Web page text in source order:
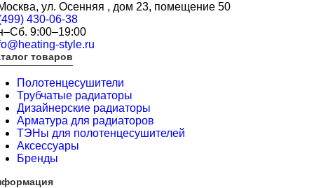
ул. Осенняя , дом 23, помещение 50
430-06-38
9:00–19:00
style.ru
товаров
Полотенцесушители
Трубчатые радиаторы
Дизайнерские радиаторы
Арматура для радиаторов
ТЭНы для полотенцесушителей
Аксессуары
Бренды